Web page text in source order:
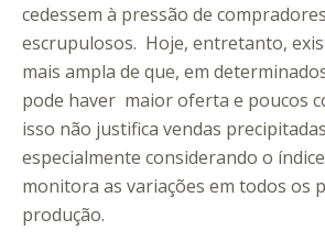
cedessem à pressão de
escrupulosos. Hoje, entretanto,
mais ampla de que, em
pode haver maior oferta e poucos
isso não justifica vendas
especialmente considerando o índice
monitora as variações em todos os
produção.